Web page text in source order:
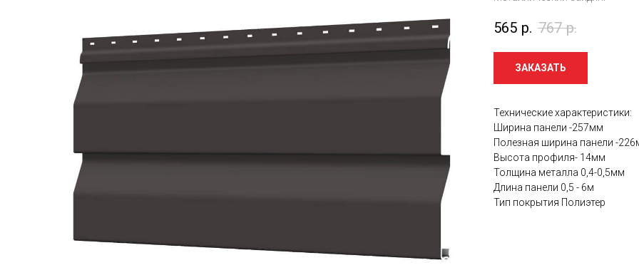
565 р. 767 р.
ЗАКАЗАТЬ
Технические характеристики:
Ширина панели -257мм
Полезная ширина панели -
Высота профиля- 14мм
Толщина металла 0,4-0,5мм
Длина панели 0,5 - 6м
Тип покрытия Полиэтер